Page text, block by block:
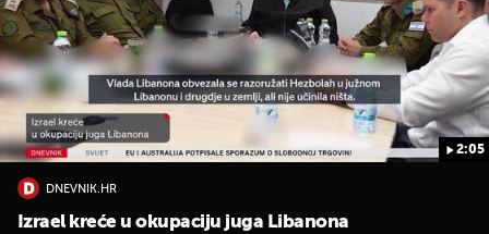
2:05
DNEVNIK.HR
Izrael kreće u okupaciju juga Libanona